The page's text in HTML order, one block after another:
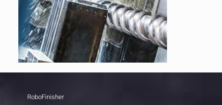
RoboFinisher